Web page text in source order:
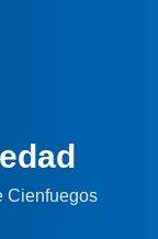
Cienfuegos